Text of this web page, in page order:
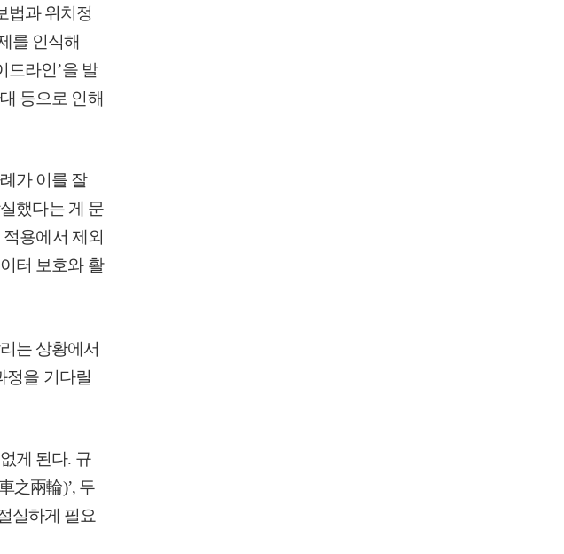
법과 위치정
를 인식해
드라인’을 발
등으로 인해
가 이를 잘
했다는 게 문
용에서 제외
터 보호와 활
는 상황에서
정을 기다릴
게 된다. 규
之兩輪)’, 두
실하게 필요